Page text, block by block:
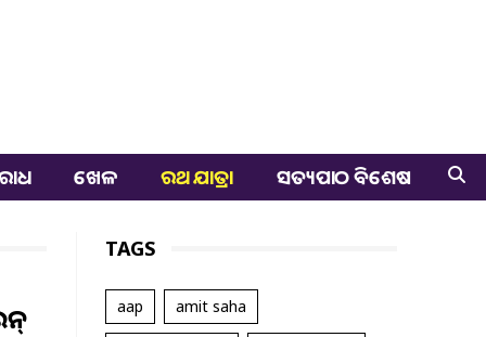
ଖେଳ ରଥ ଯାତ୍ରା ସତ୍ୟପାଠ ବିଶେଷ
TAGS
aap amit saha